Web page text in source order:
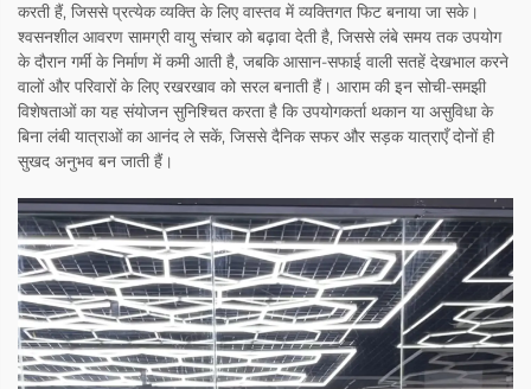
करती हैं, जिससे प्रत्येक व्यक्ति के लिए वास्तव में व्यक्तिगत फिट बनाया जा सके।
श्वसनशील आवरण सामग्री वायु संचार को बढ़ावा देती है, जिससे लंबे समय तक उपयोग
के दौरान गर्मी के निर्माण में कमी आती है, जबकि आसान-सफाई वाली सतहें देखभाल करने
वालों और परिवारों के लिए रखरखाव को सरल बनाती हैं। आराम की इन सोची-समझी
विशेषताओं का यह संयोजन सुनिश्चित करता है कि उपयोगकर्ता थकान या असुविधा के
बिना लंबी यात्राओं का आनंद ले सकें, जिससे दैनिक सफर और सड़क यात्राएँ दोनों ही
सुखद अनुभव बन जाती हैं।